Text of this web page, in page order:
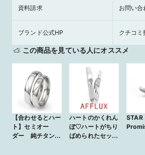
資料請求 お問い合
ブランド公式HP クチコミ
この商品を見ている人にオススメ
【合わせるとハー
ト】セミオー
ダー 純チタン甲
ハートのかくれん
ぼ♡ハートがちり
ばめられたセット
STAR